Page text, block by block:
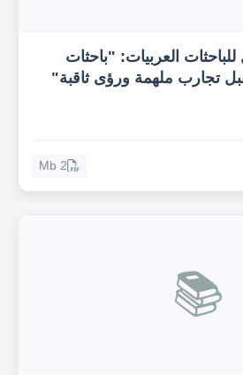
للباحثات العربيات: "باحثات
تجارب ملهمة ورؤى ثاقبة"
2 Mb
📚